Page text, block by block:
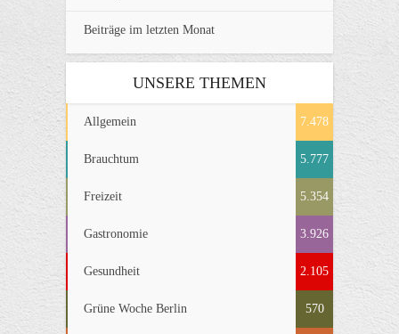
Beiträge im letzten Monat
UNSERE THEMEN
Allgemein 7.478
Brauchtum 5.777
Freizeit 5.354
Gastronomie 3.926
Gesundheit 2.105
Grüne Woche Berlin 570